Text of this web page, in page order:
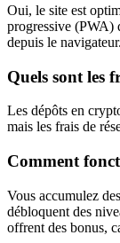
Oui, le site est
progressive (PWA)
depuis le navigateur.
Quels sont les
Les dépôts en
mais les frais de
Comment
Vous accumulez
débloquent des
offrent des bonus,